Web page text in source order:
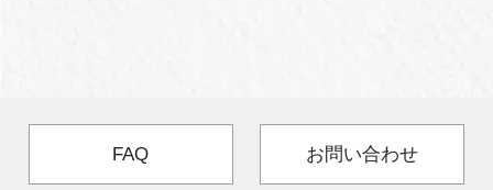
FAQ お問い合わせ